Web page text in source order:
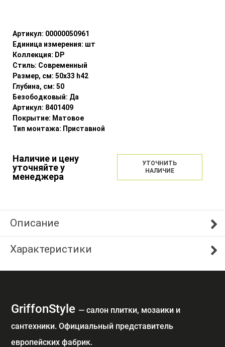
Артикул: 00000050961
Единица измерения: шт
Коллекция: DP
Стиль: Современный
Размер, см: 50x33 h42
Глубина, см: 50
Безободковый: Да
Артикул: 8401409
Покрытие: Матовое
Тип монтажа: Приставной
Наличие и цену
уточняйте у
менеджера
УТОЧНИТЬ
НАЛИЧИЕ
Описание
Характеристики
GriffonStyle — cалон плитки, мозаики и
сантехники. Официальный представитель
европейских фабрик.